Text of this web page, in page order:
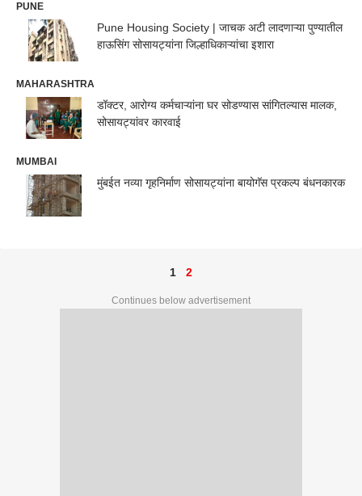
PUNE
Pune Housing Society | जाचक अटी लादणाऱ्या पुण्यातील
हाऊसिंग सोसायट्यांना जिल्हाधिकाऱ्यांचा इशारा
MAHARASHTRA
डॉक्टर, आरोग्य कर्मचाऱ्यांना घर सोडण्यास सांगितल्यास मालक,
सोसायट्यांवर कारवाई
MUMBAI
मुंबईत नव्या गृहनिर्माण सोसायट्यांना बायोगॅस प्रकल्प बंधनकारक
1 2
Continues below advertisement